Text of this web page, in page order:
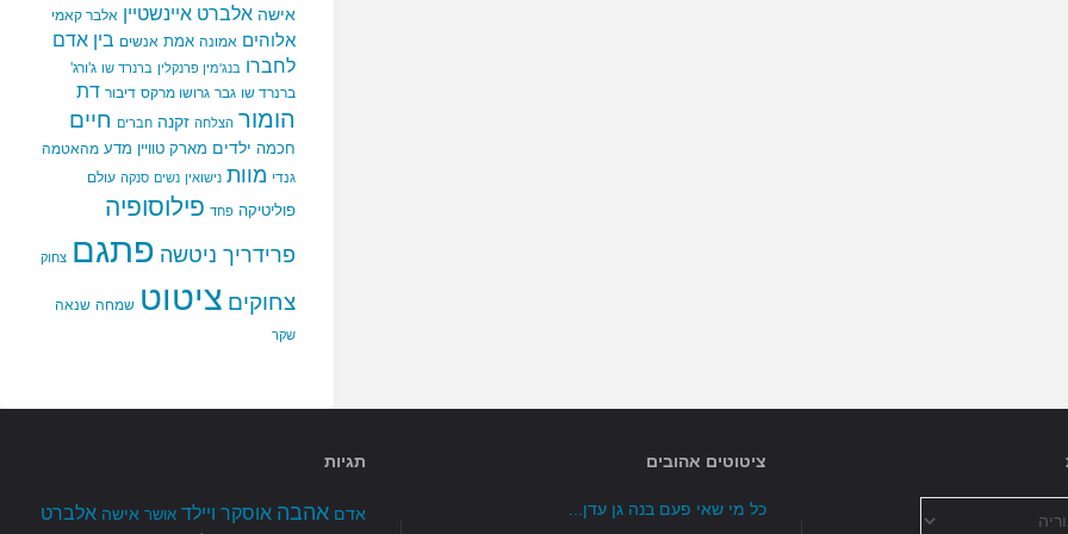
אישה אלברט איינשטיין אלבר קאמי
אלוהים אמונה אמת אנשים בין אדם
לחברו בנג'מין פרנקלין ברנרד שו ג'ורג'
ברנרד שו גבר גרושו מרקס דיבור דת
הומור הצלחה זקנה חברים חיים
חכמה ילדים מארק טוויין מדע מהאטמה
גנדי מוות נישואין נשים סנקה עולם
פוליטיקה פחד פילוסופיה
פרידריך ניטשה פתגם צחוק
צחוקים ציטוט שמחה שנאה
שקר
ציטוטים אהובים
כל מי שאי פעם בנה גן עדן...
תגיות
אדם אהבה אוסקר ויילד אושר אישה אלברט